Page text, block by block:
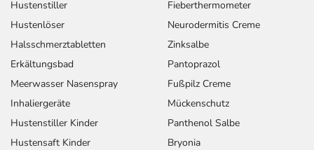
Hustenstiller
Hustenlöser
Halsschmerztabletten
Erkältungsbad
Meerwasser Nasenspray
Inhaliergeräte
Hustenstiller Kinder
Hustensaft Kinder
Fieberthermometer
Neurodermitis Creme
Zinksalbe
Pantoprazol
Fußpilz Creme
Mückenschutz
Panthenol Salbe
Bryonia